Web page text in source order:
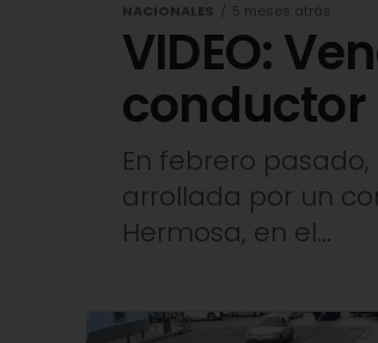
NACIONALES 5 meses atrás
VIDEO:
conductor
En febrero
arrollada por un
Hermosa, en el...